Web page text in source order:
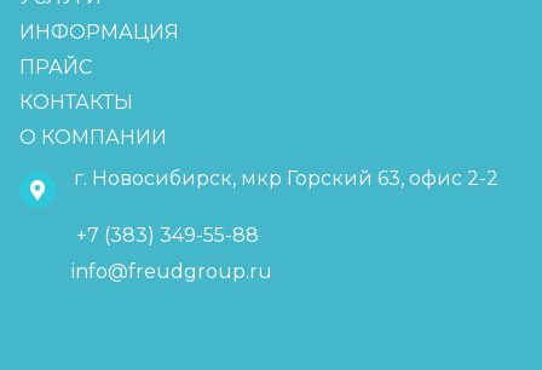
ИНФОРМАЦИЯ
ПРАЙС
КОНТАКТЫ
О КОМПАНИИ
г. Новосибирск, мкр Горский 63, офис 2-2
+7 (383) 349-55-88
info@freudgroup.ru